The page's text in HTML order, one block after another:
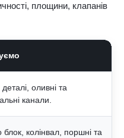
площини, клапанів
оливні та
канали.
колінвал, поршні та